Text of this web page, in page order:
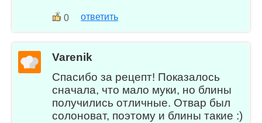
0 ответить
Varenik
Спасибо за рецепт! Показалось
сначала, что мало муки, но блины
получились отличные. Отвар был
солоноват, поэтому и блины такие :)